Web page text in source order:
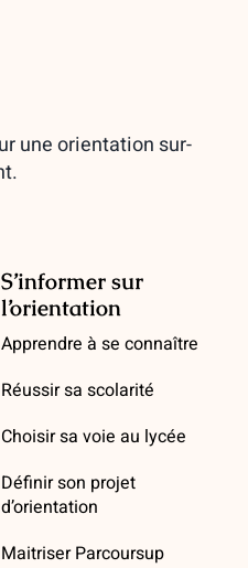
une orientation sur-
S’informer sur
l’orientation
Apprendre à se connaître
Réussir sa scolarité
Choisir sa voie au lycée
Définir son projet
d’orientation
Maitriser Parcoursup